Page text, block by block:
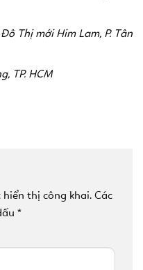
Thị mới Him Lam, P. Tân
TP. HCM
hiển thị công khai. Các
*